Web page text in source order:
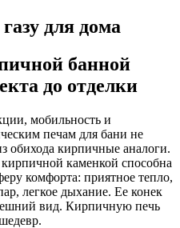
для дома
банной
до отделки
мобильность и
печам для бани не
обихода кирпичные аналоги.
каменкой способна
комфорта: приятное тепло,
легкое дыхание. Ее конек
вид. Кирпичную печь